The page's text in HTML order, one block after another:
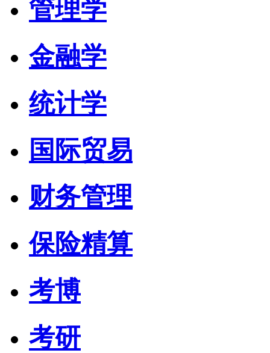
管理学
金融学
统计学
国际贸易
财务管理
保险精算
考博
考研